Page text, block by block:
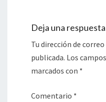
Deja una respuesta
Tu dirección de
publicada. Los
marcados con *
Comentario *